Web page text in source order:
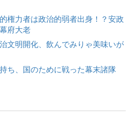
権力者は政治的弱者出身！？安政
府大老
文明開化、飲んでみりゃ美味いが
ち、国のために戦った幕末諸隊